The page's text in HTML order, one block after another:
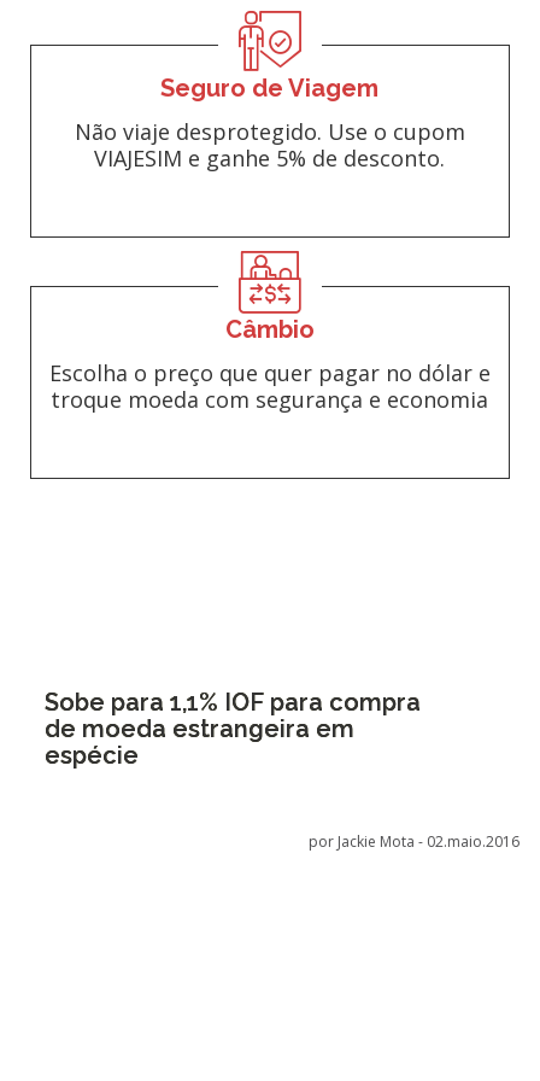
Seguro de Viagem
Não viaje desprotegido. Use o cupom
VIAJESIM e ganhe 5% de desconto.
Câmbio
Escolha o preço que quer pagar no dólar e
troque moeda com segurança e economia
Sobe para 1,1% IOF para compra
de moeda estrangeira em
espécie
por Jackie Mota - 02.maio.2016